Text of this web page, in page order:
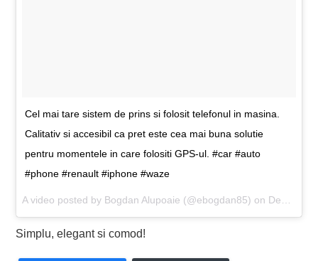
Cel mai tare sistem de prins si folosit telefonul in masina.
Calitativ si accesibil ca pret este cea mai buna solutie
pentru momentele in care folositi GPS-ul. #car #auto
#phone #renault #iphone #waze
A video posted by Bogdan Alupoaie (@ebogdan85) on Dec 23, 2016 at 5:25am PST
Simplu, elegant si comod!